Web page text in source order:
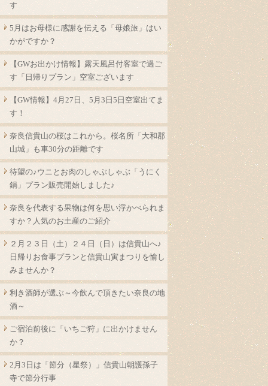
す
5月はお母様に感謝を伝える「母娘旅」はい
かがですか？
【GWお出かけ情報】露天風呂付客室で過ご
す「日帰りプラン」空室ございます
【GW情報】4月27日、5月3日5日空室出てま
す！
奈良信貴山の桜はこれから。桜名所「大和郡
山城」も車30分の距離です
待望の♪ウニとお肉のしゃぶしゃぶ「うにく
鍋」プラン販売開始しました♪
奈良を代表する果物は何を思い浮かべられま
すか？人気のお土産のご紹介
２月２３日（土）２４日（日）は信貴山へ♪
日帰りお食事プランと信貴山寅まつりを愉し
みませんか？
利き酒師が選ぶ～今飲んで頂きたい奈良の地
酒～
ご宿泊前後に「いちご狩」に出かけません
か？
2月3日は「節分（星祭）」信貴山朝護孫子
寺で節分行事